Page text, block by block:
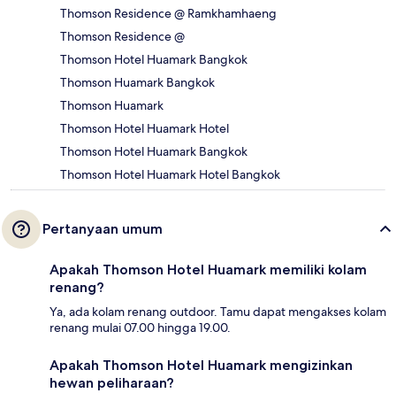
Thomson Residence @ Ramkhamhaeng
Thomson Residence @
Thomson Hotel Huamark Bangkok
Thomson Huamark Bangkok
Thomson Huamark
Thomson Hotel Huamark Hotel
Thomson Hotel Huamark Bangkok
Thomson Hotel Huamark Hotel Bangkok
Pertanyaan umum
Apakah Thomson Hotel Huamark memiliki kolam
renang?
Ya, ada kolam renang outdoor. Tamu dapat mengakses kolam
renang mulai 07.00 hingga 19.00.
Apakah Thomson Hotel Huamark mengizinkan
hewan peliharaan?